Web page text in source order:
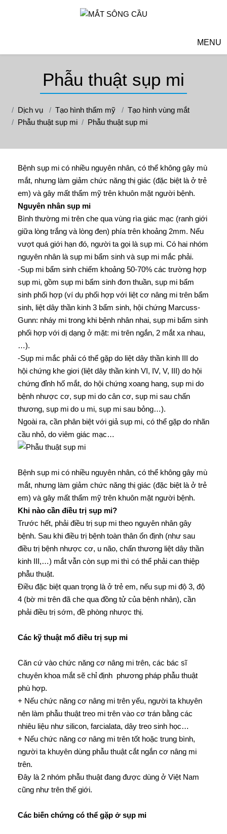
MENU
Phẫu thuật sụp mi
Dịch vụ Tạo hình thẩm mỹ
Tạo hình vùng mắt
Phẫu thuật sụp mi
Phẫu thuật sụp mi
Bệnh sụp mi có nhiều nguyên nhân, có thể không gây mù
mắt, nhưng làm giảm chức năng thị giác (đặc biệt là ở trẻ
em) và gây mất thẩm mỹ trên khuôn mặt người bệnh.
Nguyên nhân sụp mi
Bình thường mi trên che qua vùng rìa giác mạc (ranh giới
giữa lòng trắng và lòng đen) phía trên khoảng 2mm. Nếu
vượt quá giới hạn đó, người ta gọi là sụp mi. Có hai nhóm
nguyên nhân là sụp mi bẩm sinh và sụp mi mắc phải.
-Sụp mi bẩm sinh chiếm khoảng 50-70% các trường hợp
sụp mi, gồm sụp mi bẩm sinh đơn thuần, sụp mi bẩm
sinh phối hợp (ví dụ phối hợp với liệt cơ nâng mi trên bẩm
sinh, liệt dây thần kinh 3 bẩm sinh, hội chứng Marcuss-
Gunn: nháy mi trong khi bệnh nhân nhai, sụp mi bẩm sinh
phối hợp với dị dạng ở mặt: mi trên ngắn, 2 mắt xa nhau,
…).
-Sụp mi mắc phải có thể gặp do liệt dây thần kinh III do
hội chứng khe giơi (liệt dây thần kinh VI, IV, V, III) do hội
chứng đỉnh hố mắt, do hội chứng xoang hang, sụp mi do
bệnh nhược cơ, sụp mi do cân cơ, sụp mi sau chấn
thương, sụp mi do u mi, sụp mi sau bỏng…).
Ngoài ra, cần phân biệt với giả sụp mi, có thể gặp do nhãn
cầu nhỏ, do viêm giác mạc…
Bệnh sụp mi có nhiều nguyên nhân, có thể không gây mù
mắt, nhưng làm giảm chức năng thị giác (đặc biệt là ở trẻ
em) và gây mất thẩm mỹ trên khuôn mặt người bệnh.
Khi nào cần điều trị sụp mi?
Trước hết, phải điều trị sụp mi theo nguyên nhân gây
bệnh. Sau khi điều trị bệnh toàn thân ổn định (như sau
điều trị bệnh nhược cơ, u não, chấn thương liệt dây thần
kinh III,…) mắt vẫn còn sụp mi thì có thể phải can thiệp
phẫu thuật.
Điều đặc biệt quan trọng là ở trẻ em, nếu sụp mi độ 3, độ
4 (bờ mi trên đã che qua đồng tử của bệnh nhân), cần
phải điều trị sớm, đề phòng nhược thị.
Các kỹ thuật mổ điều trị sụp mi
Căn cứ vào chức năng cơ nâng mi trên, các bác sĩ
chuyên khoa mắt sẽ chỉ định phương pháp phẫu thuật
phù hợp.
+ Nếu chức năng cơ nâng mi trên yếu, người ta khuyên
nên làm phẫu thuật treo mi trên vào cơ trán bằng các
nhiêu liệu như silicon, farcialata, dây treo sinh học…
+ Nếu chức năng cơ nâng mi trên tốt hoặc trung bình,
người ta khuyên dùng phẫu thuật cắt ngắn cơ nâng mi
trên.
Đây là 2 nhóm phẫu thuật đang được dùng ở Việt Nam
cũng như trên thế giới.
Các biến chứng có thể gặp ở sụp mi